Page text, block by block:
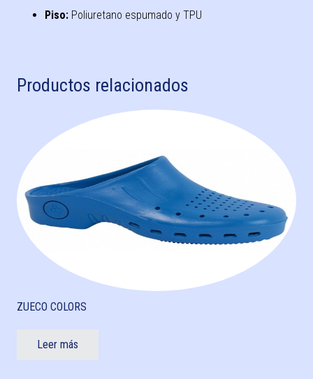
Piso: Poliuretano espumado y TPU
Productos relacionados
ZUECO COLORS
Leer más